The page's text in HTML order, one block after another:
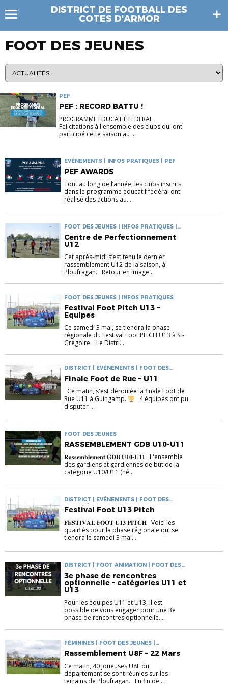
DISTRICT DE FOOTBALL DES
COTES D'ARMOR
FOOT DES JEUNES
PEF
PEF : RECORD BATTU !
PROGRAMME EDUCATIF FEDERAL
Félicitations à l'ensemble des clubs qui ont
participé cette saison au ...
EVÉNEMENTS | INFOS PRATIQUES | PEF
PEF AWARDS
Tout au long de l’année, les clubs inscrits
dans le programme éducatif fédéral ont
réalisé des actions au...
FOOT DES JEUNES | INFOS PRATIQUES |
RASSEMBLEMENTS
Centre de Perfectionnement
U12
Cet après-midi s’est tenu le dernier
rassemblement U12 de la saison, à
Ploufragan. Retour en image...
FOOT DES JEUNES | INFOS PRATIQUES
Festival Foot Pitch U13 –
Equipes
Ce samedi 3 mai, se tiendra la phase
régionale du Festival Foot PITCH U13 à St-
Grégoire. Le Distri...
DISTRICT | EVÉNEMENTS | FOOT DES
JEUNES
Finale Foot de Rue – U11
Ce matin, s'est déroulée la finale Foot de
Rue U11 à Guingamp.
4 équipes ont pu
disputer ...
FOOT DES JEUNES
RASSEMBLEMENT GDB U10-U11
𝐑𝐚𝐬𝐬𝐞𝐦𝐛𝐥𝐞𝐦𝐞𝐧𝐭 𝐆𝐃𝐁 𝐔𝟏𝟎-𝐔𝟏𝟏 L'ensemble
des gardiens et gardiennes de but de la
catégorie U10/U11 (né...
DISTRICT | EVÉNEMENTS | FOOT DES
JEUNES | INFOS PRATIQUES
Festival Foot U13 Pitch
𝐅𝐄𝐒𝐓𝐈𝐕𝐀𝐋 𝐅𝐎𝐎𝐓 𝐔𝟏𝟑 𝐏𝐈𝐓𝐂𝐇 Voici les
qualifiés pour la phase régionale qui se
tiendra le samedi 3 mai...
DISTRICT | FOOT ANIMATION | FOOT DES
JEUNES
3e phase de rencontres
optionnelle – catégories U11 et
U13
Pour les équipes U11 et U13, il est
possible de vous engager pour une 3e
phase de rencontres optionnelle....
FÉMININES | FOOT DES JEUNES |
RASSEMBLEMENTS
Rassemblement U8F – 22 Mars
Ce matin, 40 joueuses U8F du
département se sont réunies sur les
terrains de Ploufragan. En fin de...